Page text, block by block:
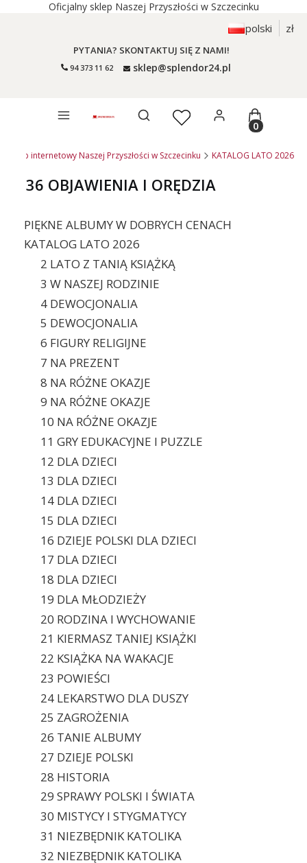
Oficjalny sklep Naszej Przyszłości w Szczecinku
polski zł
PYTANIA? SKONTAKTUJ SIĘ Z NAMI!
94 373 11 62 sklep@splendor24.pl
Otwórz wyszukiwarkęProdukty
sklep internetowy Naszej Przyszłości w Szczecinku KATALOG LATO 2026
36 OBJAWIENIA I ORĘDZIA
PIĘKNE ALBUMY W DOBRYCH CENACH
KATALOG LATO 2026
2 LATO Z TANIĄ KSIĄŻKĄ
3 W NASZEJ RODZINIE
4 DEWOCJONALIA
5 DEWOCJONALIA
6 FIGURY RELIGIJNE
7 NA PREZENT
8 NA RÓŻNE OKAZJE
9 NA RÓŻNE OKAZJE
10 NA RÓŻNE OKAZJE
11 GRY EDUKACYJNE I PUZZLE
12 DLA DZIECI
13 DLA DZIECI
14 DLA DZIECI
15 DLA DZIECI
16 DZIEJE POLSKI DLA DZIECI
17 DLA DZIECI
18 DLA DZIECI
19 DLA MŁODZIEŻY
20 RODZINA I WYCHOWANIE
21 KIERMASZ TANIEJ KSIĄŻKI
22 KSIĄŻKA NA WAKACJE
23 POWIEŚCI
24 LEKARSTWO DLA DUSZY
25 ZAGROŻENIA
26 TANIE ALBUMY
27 DZIEJE POLSKI
28 HISTORIA
29 SPRAWY POLSKI I ŚWIATA
30 MISTYCY I STYGMATYCY
31 NIEZBĘDNIK KATOLIKA
32 NIEZBĘDNIK KATOLIKA